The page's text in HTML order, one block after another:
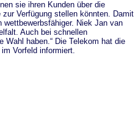
sie ihren Kunden über die
Verfügung stellen könnten. Damit
wettbewerbsfähiger. Niek Jan van
Auch bei schnellen
Wahl haben.“ Die Telekom hat die
Vorfeld informiert.